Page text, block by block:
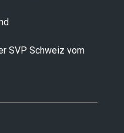
SVP Schweiz vom